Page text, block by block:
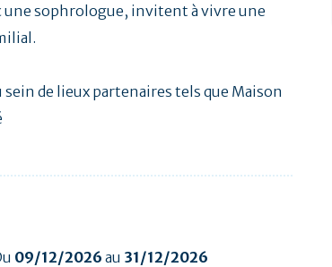
une sophrologue, invitent à vivre une
de lieux partenaires tels que Maison
09/12/2026 au 31/12/2026